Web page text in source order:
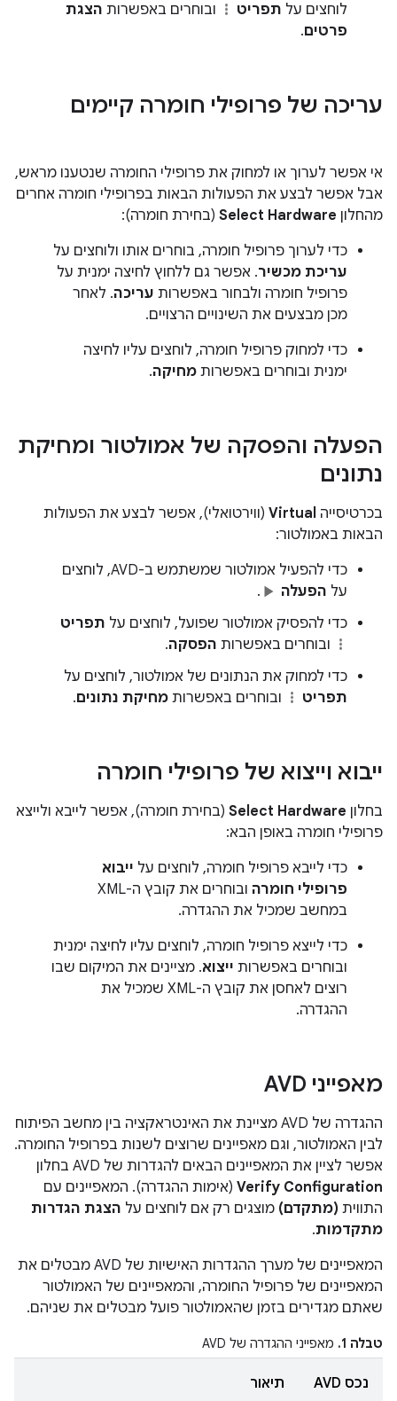
לוחצים על תפריט ובוחרים באפשרות הצגת
פרטים.
עריכה של פרופילי חומרה קיימים
אי אפשר לערוך או למחוק את פרופילי החומרה שנטענו מראש,
אבל אפשר לבצע את הפעולות הבאות בפרופילי חומרה אחרים
מהחלון Select Hardware (בחירת חומרה):
כדי לערוך פרופיל חומרה, בוחרים אותו ולוחצים על
עריכת מכשיר. אפשר גם ללחוץ לחיצה ימנית על
פרופיל חומרה ולבחור באפשרות עריכה. לאחר
מכן מבצעים את השינויים הרצויים.
כדי למחוק פרופיל חומרה, לוחצים עליו לחיצה
ימנית ובוחרים באפשרות מחיקה.
הפעלה והפסקה של אמולטור ומחיקת
נתונים
בכרטיסייה Virtual (ווירטואלי), אפשר לבצע את הפעולות
הבאות באמולטור:
כדי להפעיל אמולטור שמשתמש ב-AVD, לוחצים
על הפעלה
.
כדי להפסיק אמולטור שפועל, לוחצים על תפריט
ובוחרים באפשרות הפסקה.
כדי למחוק את הנתונים של אמולטור, לוחצים על
תפריט
ובוחרים באפשרותמחיקת נתונים.
ייבוא וייצוא של פרופילי חומרה
בחלון Select Hardware (בחירת חומרה), אפשר לייבא ולייצא
פרופילי חומרה באופן הבא:
כדי לייבא פרופיל חומרה, לוחצים על ייבוא
פרופילי חומרה
ובוחרים את קובץ ה-XML
במחשב שמכיל את ההגדרה.
כדי לייצא פרופיל חומרה, לוחצים עליו לחיצה ימנית
ובוחרים באפשרות ייצוא. מציינים את המיקום שבו
רוצים לאחסן את קובץ ה-XML שמכיל את
ההגדרה.
מאפייני AVD
ההגדרה של AVD מציינת את האינטראקציה בין מחשב הפיתוח
לבין האמולטור, וגם מאפיינים שרוצים לשנות בפרופיל החומרה.
אפשר לציין את המאפיינים הבאים להגדרות של AVD בחלון
Verify Configuration (אימות ההגדרה). המאפיינים עם
התווית (מתקדם) מוצגים רק אם לוחצים על הצגת הגדרות
מתקדמות.
המאפיינים של מערך ההגדרות האישיות של AVD מבטלים את
המאפיינים של פרופיל החומרה, והמאפיינים של האמולטור
שאתם מגדירים בזמן שהאמולטור פועל מבטלים את שניהם.
טבלה 1. מאפייני ההגדרה של AVD
נכס AVD תיאור